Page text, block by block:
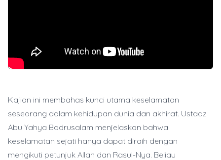
Kajian ini membahas kunci utama keselamatan
seseorang dalam kehidupan dunia dan akhirat. Ustadz
Abu Yahya Badrusalam menjelaskan bahwa
keselamatan sejati hanya dapat diraih dengan
mengikuti petunjuk Allah dan Rasul-Nya. Beliau